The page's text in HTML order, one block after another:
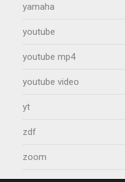
yamaha
youtube
youtube mp4
youtube video
yt
zdf
zoom